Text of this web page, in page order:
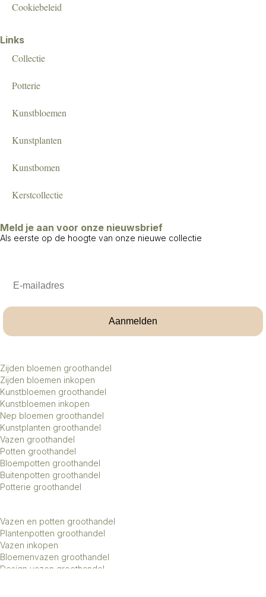
Cookiebeleid
Links
Collectie
Potterie
Kunstbloemen
Kunstplanten
Kunstbomen
Kerstcollectie
Meld je aan voor onze nieuwsbrief
Als eerste op de hoogte van onze nieuwe collectie
Aanmelden
Zijden bloemen groothandel
Zijden bloemen inkopen
Kunstbloemen groothandel
Kunstbloemen inkopen
Nep bloemen groothandel
Kunstplanten groothandel
Vazen groothandel
Potten groothandel
Bloempotten groothandel
Buitenpotten groothandel
Potterie groothandel
Vazen en potten groothandel
Plantenpotten groothandel
Vazen inkopen
Bloemenvazen groothandel
Design vazen groothandel